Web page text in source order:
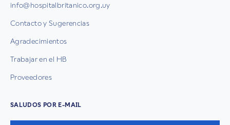
info@hospitalbritanico.org.uy
Contacto y Sugerencias
Agradecimientos
Trabajar en el HB
Proveedores
SALUDOS POR E-MAIL